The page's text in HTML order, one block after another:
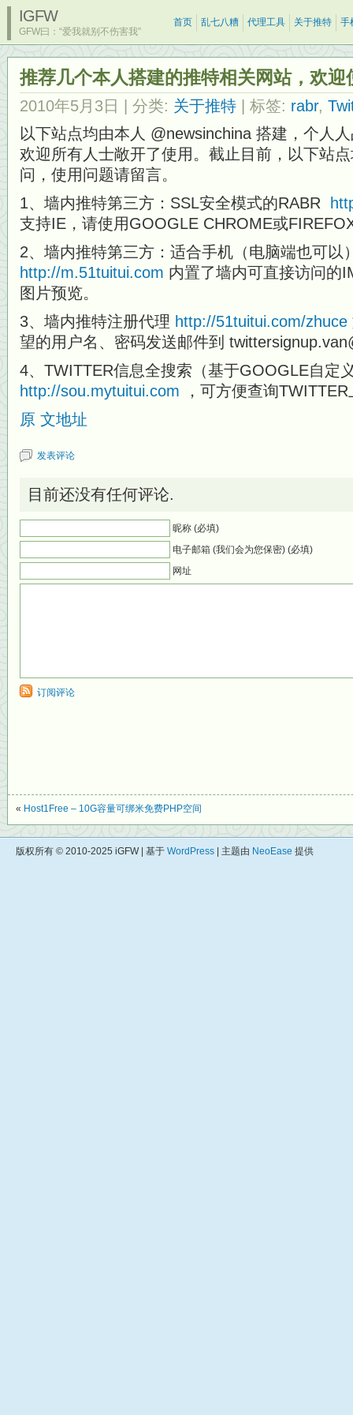
IGFW
GFW曰：“爱我就别不伤害我”
首页 乱七八糟 代理工具 关于推特 手
推荐几个本人搭建的推特相关网站，欢迎
2010年5月3日 | 分类: 关于推特 | 标签: rabr,
以下站点均由本人 @newsinchina 搭建，个人
欢迎所有人士敞开了使用。截止目前，以下站
问，使用问题请留言。
1、墙内推特第三方：SSL安全模式的RABR
支持IE，请使用GOOGLE CHROME或
2、墙内推特第三方：适合手机（电脑端也可以
http://m.51tuitui.com 内置了墙内可直接访问的
图片预览。
3、墙内推特注册代理 http://51tuitui.com/zhuce
望的用户名、密码发送邮件到
4、TWITTER信息全搜索（基于GOOGLE自定
http://sou.mytuitui.com ，可方便查询
原 文地址
发表评论
目前还没有任何评论.
昵称 (必填)
电子邮箱 (我们会为您保密) (必填)
网址
订阅评论
« Host1Free – 10G容量可绑米免费PHP空间
版权所有 © 2010-2025 iGFW | 基于 WordPress | 主题由 NeoEase 提供